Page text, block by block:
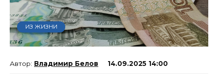
ИЗ ЖИЗНИ
Владимир Белов 14.09.2025 14:00